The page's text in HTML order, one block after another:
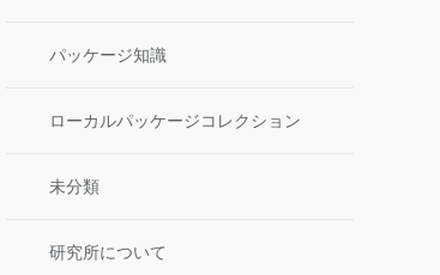
パッケージ知識
ローカルパッケージコレクション
未分類
研究所について